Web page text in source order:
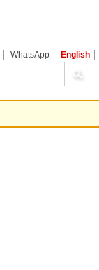
WhatsApp English